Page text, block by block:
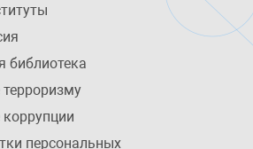
библиотека
персональных